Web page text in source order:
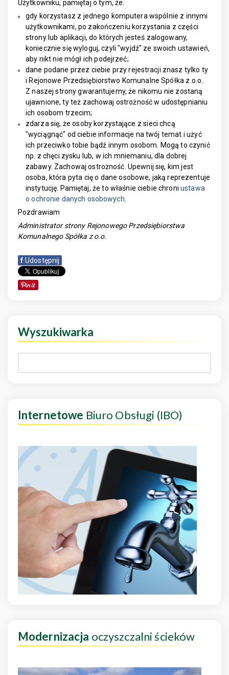
Użytkowniku, pamiętaj o tym, że:
gdy korzystasz z jednego komputera wspólnie z innymi
użytkownikami, po zakończeniu korzystania z części
strony lub aplikacji, do których jesteś zalogowany,
koniecznie się wyloguj, czyli "wyjdź" ze swoich ustawień,
aby nikt nie mógł ich podejrzeć;
dane podane przez ciebie przy rejestracji znasz tylko ty
i Rejonowe Przedsiębiorstwo Komunalne Spółka z o.o..
Z naszej strony gwarantujemy, że nikomu nie zostaną
ujawnione, ty też zachowaj ostrożność w udostępnianiu
ich osobom trzecim;
zdarza się, że osoby korzystające z sieci chcą
"wyciągnąć" od ciebie informacje na twój temat i użyć
ich przeciwko tobie bądź innym osobom. Mogą to czynić
np. z chęci zysku lub, w ich mniemaniu, dla dobrej
zabawy. Zachowaj ostrożność. Upewnij się, kim jest
osoba, która pyta cię o dane osobowe, jaką reprezentuje
instytucję. Pamiętaj, że to właśnie ciebie chroniustawa
o ochronie danych osobowych
Pozdrawiam
Administrator strony Rejonowego Przedsiębiorstwa
Komunalnego Spółka z o.o.
f Udostępnij
Wyszukiwarka
Internetowe Biuro Obsługi (IBO)
Modernizacja oczyszczalni ścieków